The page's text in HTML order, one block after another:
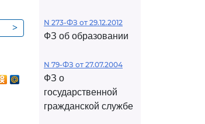
> N 273-ФЗ от 29.12.2012
ФЗ об образовании
N 79-ФЗ от 27.07.2004
ФЗ о
государственной
гражданской службе